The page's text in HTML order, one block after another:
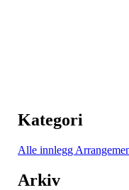
Kategori
Alle innlegg
Arkiv